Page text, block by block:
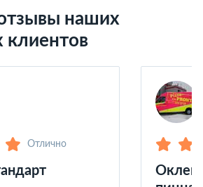
наших
клиентов
Отлично